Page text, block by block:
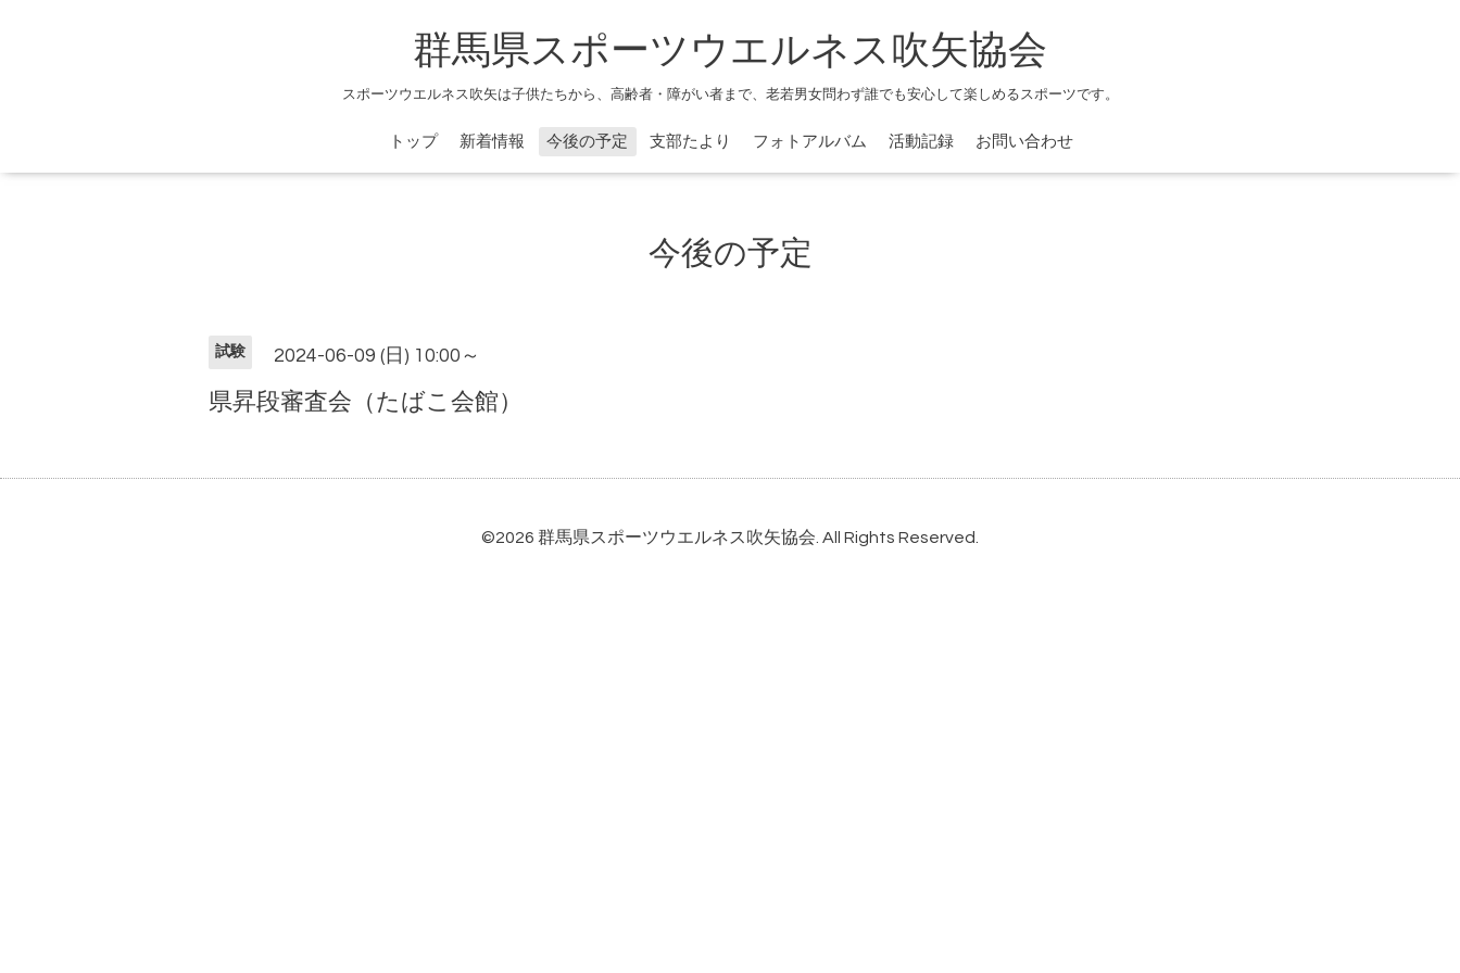
群馬県スポーツウエルネス吹矢協会
スポーツウエルネス吹矢は子供たちから、高齢者・障がい者まで、老若男女問わず誰でも安心して楽しめるスポーツです。
トップ 新着情報 今後の予定 支部たより フォトアルバム 活動記録 お問い合わせ
今後の予定
試験 2024-06-09 (日) 10:00～
県昇段審査会（たばこ会館）
©2026 群馬県スポーツウエルネス吹矢協会. All Rights Reserved.